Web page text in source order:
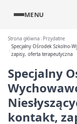
MENU
Strona główna
Przydatne
Specjalny Ośrodek Szkolno-
zapisy, oferta terapeutyczna
Specjalny
kontakt,